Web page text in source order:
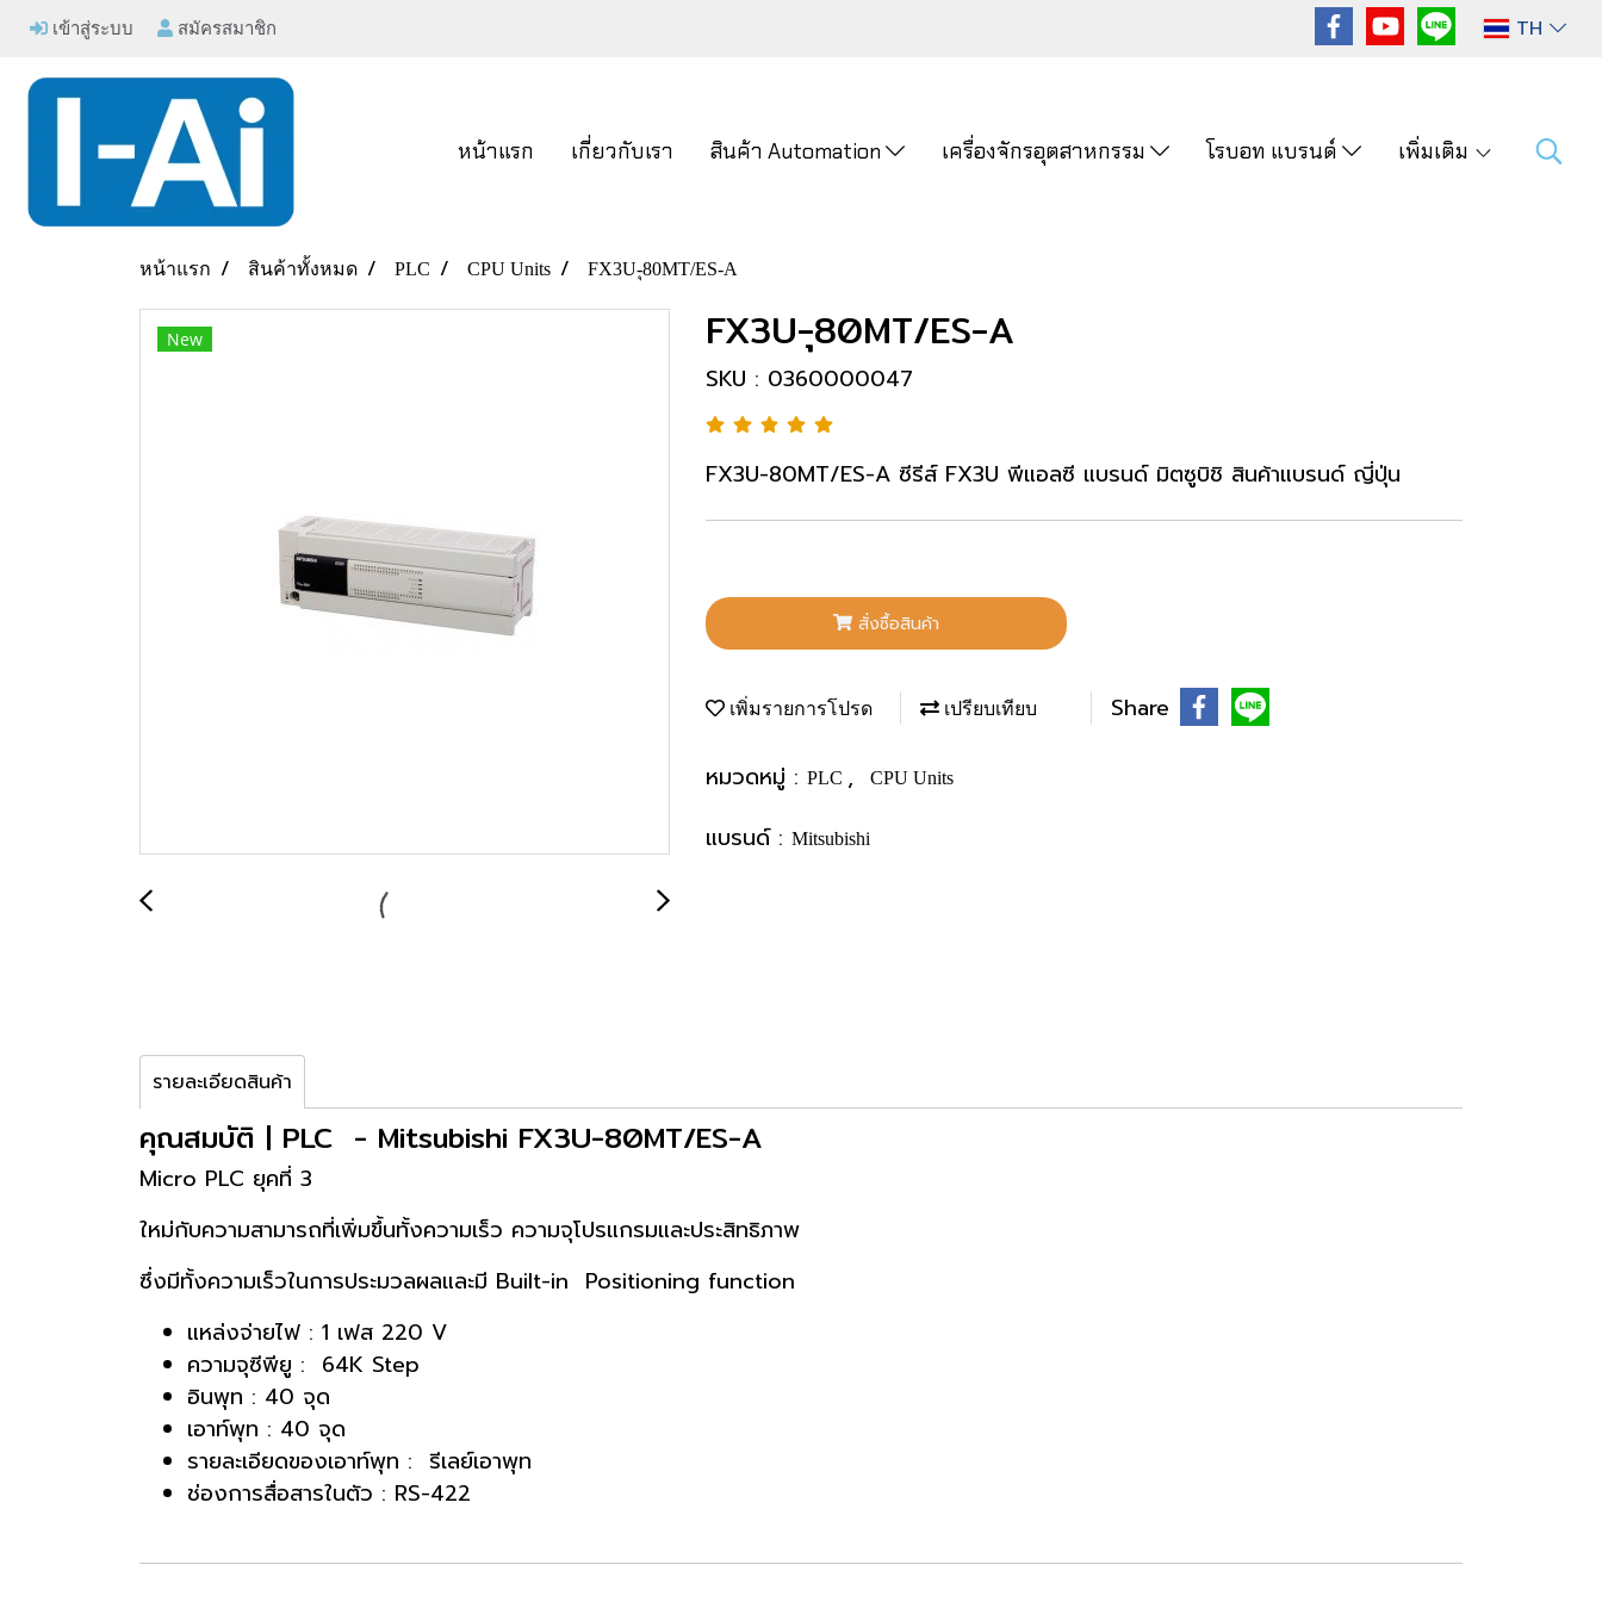
เข้าสู่ระบบ สมัครสมาชิก TH
หน้าแรก เกี่ยวกับเรา สินค้า Automation เครื่องจักรอุตสาหกรรม โรบอท แบรนด์ เพิ่มเติม
หน้าแรก สินค้าทั้งหมด PLC CPU Units FX3U-ุ80MT/ES-A
New FX3U-ุ80MT/ES-A
SKU : 0360000047
FX3U-80MT/ES-A ซีรีส์ FX3U พีแอลซี แบรนด์ มิตซูบิชิ สินค้าแบรนด์ ญี่ปุ่น
สั่งซื้อสินค้า
เพิ่มรายการโปรด เปรียบเทียบ Share
หมวดหมู่ : PLC , CPU Units
แบรนด์ : Mitsubishi
รายละเอียดสินค้า
คุณสมบัติ | PLC - Mitsubishi FX3U-80MT/ES-A
Micro PLC ยุคที่ 3
ใหม่กับความสามารถที่เพิ่มขึ้นทั้งความเร็ว ความจุโปรแกรมและประสิทธิภาพ
ซึ่งมีทั้งความเร็วในการประมวลผลและมี Built-in Positioning function
แหล่งจ่ายไฟ : 1 เฟส 220 V
ความจุซีพียู : 64K Step
อินพุท : 40 จุด
เอาท์พุท : 40 จุด
รายละเอียดของเอาท์พุท : รีเลย์เอาพุท
ช่องการสื่อสารในตัว : RS-422